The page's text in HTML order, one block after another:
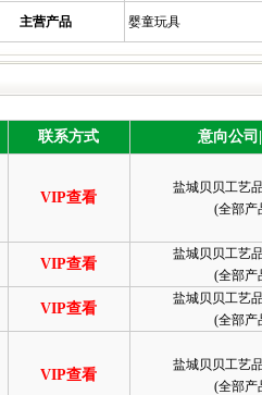
主营产品 婴童玩具
联系方式 意向公司
VIP查看
盐城贝贝工艺
(全部产
VIP查看
盐城贝贝工艺
(全部产
VIP查看
盐城贝贝工艺
(全部产
VIP查看
盐城贝贝工艺
(全部产